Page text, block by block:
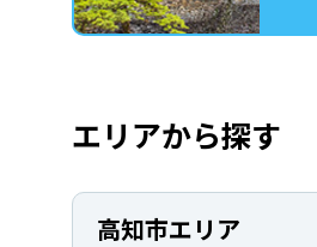
エリアから探す
高知市エリア